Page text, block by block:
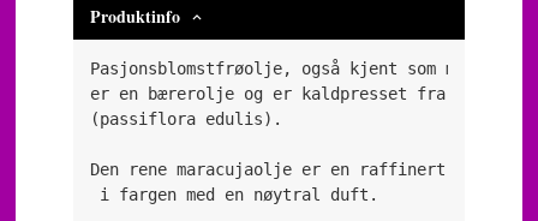
Produktinfo
Pasjonsblomstfrøolje, også kjent som
er en bærerolje og er kaldpresset fra frøene
(passiflora edulis).
Den rene maracujaolje er en raffinert olje
i fargen med en nøytral duft.